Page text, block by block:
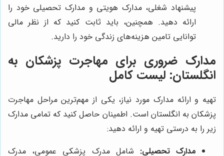
پیشنهاد شغلی، مدارک هویتی و مدارک تحصیلی خود را
ارائه دهید. همچنین، باید ثابت کنید که از نظر مالی
توانایی تامین هزینه‌های زندگی خود را دارید.
مدارک ضروری برای مهاجرت پزشکان به
انگلستان: لیست کامل
تهیه و ارائه مدارک مورد نیاز، یکی از مهم‌ترین مراحل مهاجرت
پزشکان به انگلستان است. اطمینان حاصل کنید که تمامی مدارک
زیر را به درستی تهیه و ارائه دهید:
مدارک تحصیلی: شامل مدرک پزشکی عمومی، مدرک